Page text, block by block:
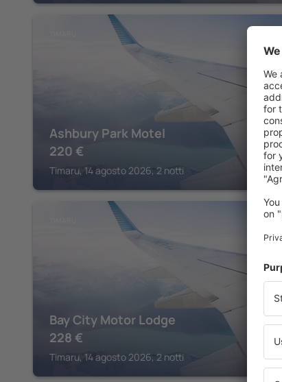
Ashbury Park Motel
220 €
Timaru, 14 agosto 2026, 2 notti
Bay City Motor Lodge
228 €
Timaru, 14 agosto 2026, 2 notti